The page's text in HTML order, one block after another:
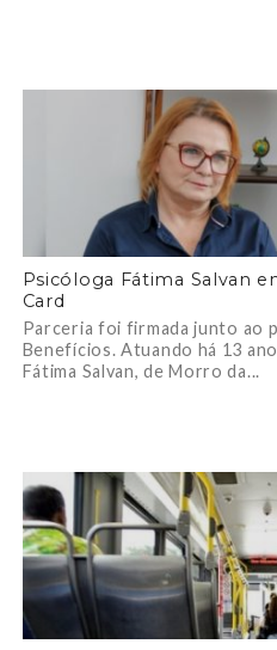
Psicóloga Fátima Salvan
Card
Parceria foi firmada junto ao
Benefícios. Atuando há 13
Fátima Salvan, de Morro da...